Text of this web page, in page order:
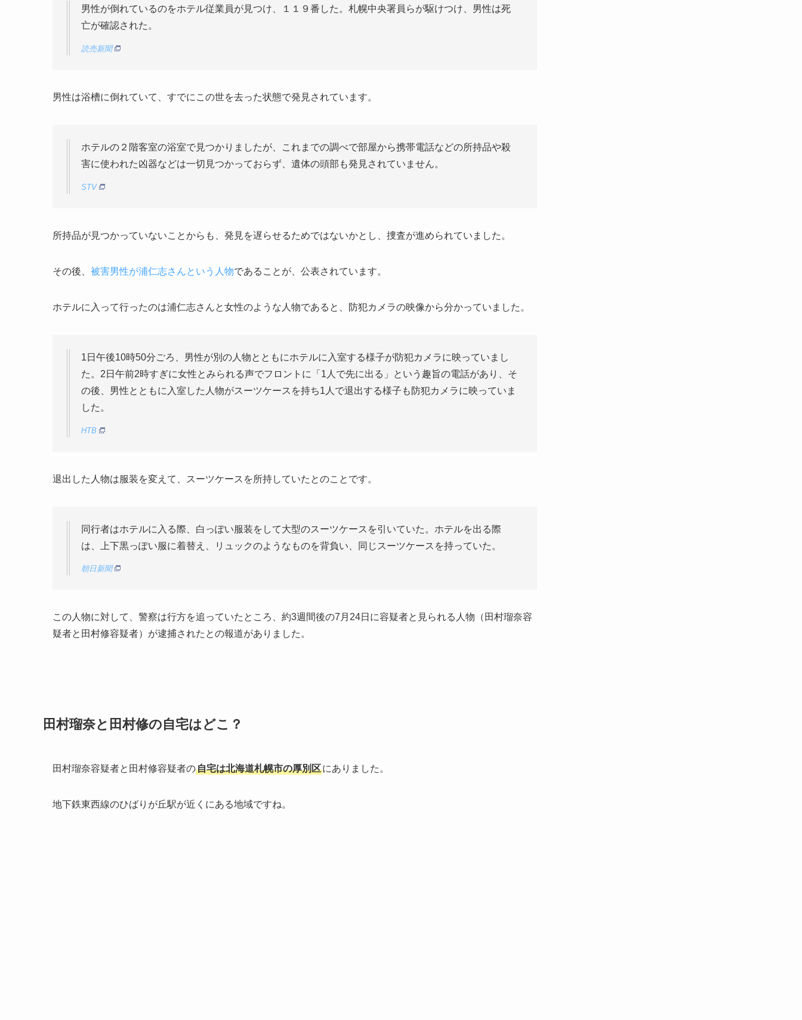
男性が倒れているのをホテル従業員が見つけ、１１９番した。札幌中央署員らが駆けつけ、男性は死
亡が確認された。
読売新聞
男性は浴槽に倒れていて、すでにこの世を去った状態で発見されています。
ホテルの２階客室の浴室で見つかりましたが、これまでの調べで部屋から携帯電話などの所持品や殺
害に使われた凶器などは一切見つかっておらず、遺体の頭部も発見されていません。
STV
所持品が見つかっていないことからも、発見を遅らせるためではないかとし、捜査が進められていました。
その後、 被害男性が浦仁志さんという人物であることが、公表されています。
ホテルに入って行ったのは浦仁志さんと女性のような人物であると、防犯カメラの映像から分かっていました。
1日午後10時50分ごろ、男性が別の人物とともにホテルに入室する様子が防犯カメラに映っていまし
た。2日午前2時すぎに女性とみられる声でフロントに「1人で先に出る」という趣旨の電話があり、そ
の後、男性とともに入室した人物がスーツケースを持ち1人で退出する様子も防犯カメラに映っていま
した。
HTB
退出した人物は服装を変えて、スーツケースを所持していたとのことです。
同行者はホテルに入る際、白っぽい服装をして大型のスーツケースを引いていた。ホテルを出る際
は、上下黒っぽい服に着替え、リュックのようなものを背負い、同じスーツケースを持っていた。
朝日新聞
この人物に対して、警察は行方を追っていたところ、約3週間後の7月24日に容疑者と見られる人物（田村瑠奈容
疑者と田村修容疑者）が逮捕されたとの報道がありました。
田村瑠奈と田村修の自宅はどこ？
田村瑠奈容疑者と田村修容疑者の自宅は北海道札幌市の厚別区にありました。
地下鉄東西線のひばりが丘駅が近くにある地域ですね。